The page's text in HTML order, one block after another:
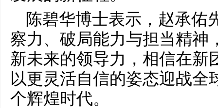
陈碧华博士表示，赵承佑
察力、破局能力与担当精神
新未来的领导力，相信在新
以更灵活自信的姿态迎战全
个辉煌时代。